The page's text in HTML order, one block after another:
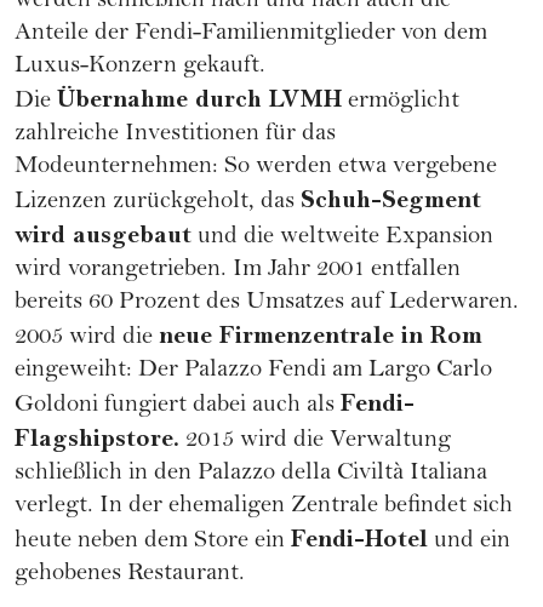
Anteile der Fendi-Familienmitglieder von dem
Luxus-Konzern gekauft.
Die Übernahme durch LVMH ermöglicht
zahlreiche Investitionen für das
Modeunternehmen: So werden etwa vergebene
Lizenzen zurückgeholt, das Schuh-Segment
wird ausgebaut und die weltweite Expansion
wird vorangetrieben. Im Jahr 2001 entfallen
bereits 60 Prozent des Umsatzes auf Lederwaren.
2005 wird die neue Firmenzentrale in Rom
eingeweiht: Der Palazzo Fendi am Largo Carlo
Goldoni fungiert dabei auch als Fendi-
Flagshipstore. 2015 wird die Verwaltung
schließlich in den Palazzo della Civiltà Italiana
verlegt. In der ehemaligen Zentrale befindet sich
heute neben dem Store ein Fendi-Hotel und ein
gehobenes Restaurant.